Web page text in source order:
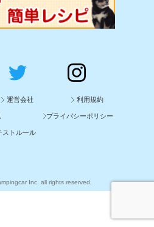
運営会社 利用規約
プライバシーポリシー
ストルール
Inc. all rights reserved.